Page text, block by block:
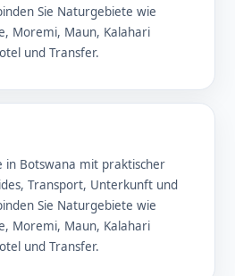
Sie Naturgebiete wie
Moremi, Maun, Kalahari
und Transfer.
in Botswana mit praktischer
Transport, Unterkunft und
Sie Naturgebiete wie
Moremi, Maun, Kalahari
und Transfer.